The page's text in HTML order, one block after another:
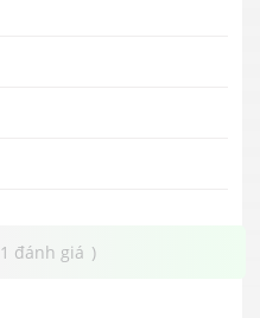
1 đánh giá )